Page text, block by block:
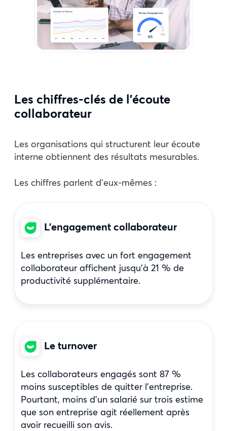
Les chiffres-clés de l’écoute
collaborateur
Les organisations qui structurent leur écoute
interne obtiennent des résultats mesurables.
Les chiffres parlent d’eux-mêmes :
L’engagement collaborateur
Les entreprises avec un fort engagement
collaborateur affichent jusqu’à 21 % de
productivité supplémentaire.
Le turnover
Les collaborateurs engagés sont 87 %
moins susceptibles de quitter l’entreprise.
Pourtant, moins d’un salarié sur trois estime
que son entreprise agit réellement après
avoir recueilli son avis.